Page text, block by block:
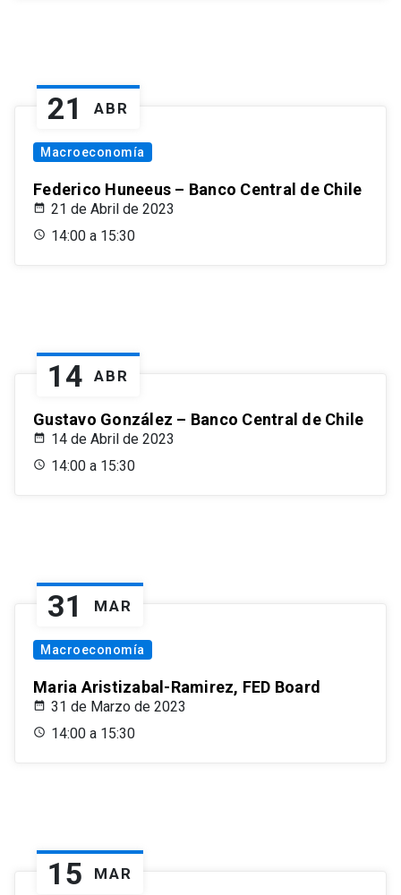
21 ABR
Macroeconomía
Federico Huneeus – Banco Central de Chile
21 de Abril de 2023
14:00 a 15:30
14 ABR
Gustavo González – Banco Central de Chile
14 de Abril de 2023
14:00 a 15:30
31 MAR
Macroeconomía
Maria Aristizabal-Ramirez, FED Board
31 de Marzo de 2023
14:00 a 15:30
15 MAR